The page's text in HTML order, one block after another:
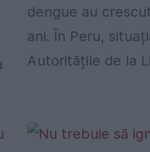
dengue au
ani. În Peru,
Autoritățile de la